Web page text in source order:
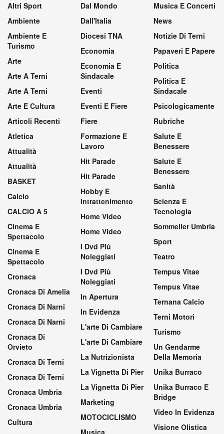
Altri Sport
Ambiente
Ambiente E
Turismo
Arte
Arte A Terni
Arte A Terni
Arte E Cultura
Articoli Recenti
Atletica
Attualità
Attualità
BASKET
Calcio
CALCIO A 5
Cinema E
Spettacolo
Cinema E
Spettacolo
Cronaca
Cronaca Di Amelia
Cronaca Di Narni
Cronaca Di Narni
Cronaca Di
Orvieto
Cronaca Di Terni
Cronaca Di Terni
Cronaca Umbria
Cronaca Umbria
Cultura
Dal Mondo
Dall'Italia
Diocesi TNA
Economia
Economia E
Sindacale
Eventi
Eventi E Fiere
Fiere
Formazione E
Lavoro
Hit Parade
Hit Parade
Hobby E
Intrattenimento
Home Video
Home Video
I Dvd Più
Noleggiati
I Dvd Più
Noleggiati
In Apertura
In Evidenza
L'arte Di Cambiare
L'arte Di Cambiare
La Nutrizionista
La Vignetta Di Pier
La Vignetta Di Pier
Marketing
MOTOCICLISMO
Musica
Musica E Concerti
News
Notizie Di Terni
Papaveri E Papere
Politica
Politica E
Sindacale
Psicologicamente
Rubriche
Salute E
Benessere
Salute E
Benessere
Sanità
Scienza E
Tecnologia
Sommelier Umbria
Sport
Teatro
Tempus Vitae
Tempus Vitae
Ternana Calcio
Terni Motori
Turismo
Un Gendarme
Della Memoria
Unika Burraco
Unika Burraco E
Bridge
Video In Evidenza
Visione Olistica